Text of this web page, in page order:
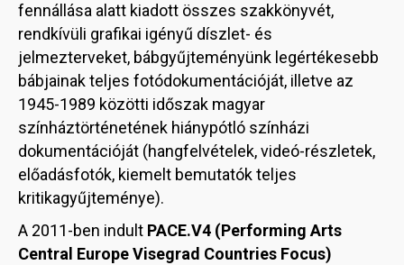
fennállása alatt kiadott összes szakkönyvét,
rendkívüli grafikai igényű díszlet- és
jelmezterveket, bábgyűjteményünk legértékesebb
bábjainak teljes fotódokumentációját, illetve az
1945-1989 közötti időszak magyar
színháztörténetének hiánypótló színházi
dokumentációját (hangfelvételek, videó-részletek,
előadásfotók, kiemelt bemutatók teljes
kritikagyűjteménye).
A 2011-ben indult PACE.V4 (Performing Arts
Central Europe Visegrad Countries Focus)